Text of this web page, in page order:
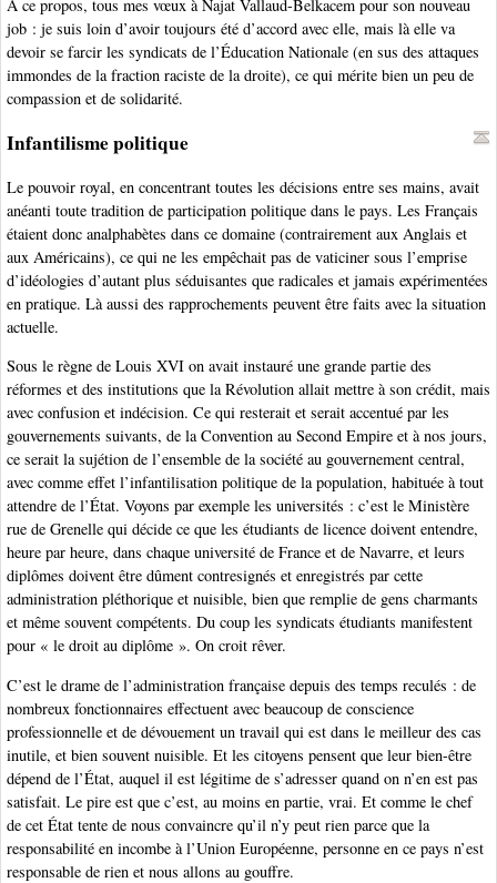
À ce propos, tous mes vœux à Najat Vallaud-Belkacem pour son nouveau
job : je suis loin d’avoir toujours été d’accord avec elle, mais là elle va
devoir se farcir les syndicats de l’Éducation Nationale (en sus des attaques
immondes de la fraction raciste de la droite), ce qui mérite bien un peu de
compassion et de solidarité.
Infantilisme politique
Le pouvoir royal, en concentrant toutes les décisions entre ses mains, avait
anéanti toute tradition de participation politique dans le pays. Les Français
étaient donc analphabètes dans ce domaine (contrairement aux Anglais et
aux Américains), ce qui ne les empêchait pas de vaticiner sous l’emprise
d’idéologies d’autant plus séduisantes que radicales et jamais expérimentées
en pratique. Là aussi des rapprochements peuvent être faits avec la situation
actuelle.
Sous le règne de Louis XVI on avait instauré une grande partie des
réformes et des institutions que la Révolution allait mettre à son crédit, mais
avec confusion et indécision. Ce qui resterait et serait accentué par les
gouvernements suivants, de la Convention au Second Empire et à nos jours,
ce serait la sujétion de l’ensemble de la société au gouvernement central,
avec comme effet l’infantilisation politique de la population, habituée à tout
attendre de l’État. Voyons par exemple les universités : c’est le Ministère
rue de Grenelle qui décide ce que les étudiants de licence doivent entendre,
heure par heure, dans chaque université de France et de Navarre, et leurs
diplômes doivent être dûment contresignés et enregistrés par cette
administration pléthorique et nuisible, bien que remplie de gens charmants
et même souvent compétents. Du coup les syndicats étudiants manifestent
pour « le droit au diplôme ». On croit rêver.
C’est le drame de l’administration française depuis des temps reculés : de
nombreux fonctionnaires effectuent avec beaucoup de conscience
professionnelle et de dévouement un travail qui est dans le meilleur des cas
inutile, et bien souvent nuisible. Et les citoyens pensent que leur bien-être
dépend de l’État, auquel il est légitime de s’adresser quand on n’en est pas
satisfait. Le pire est que c’est, au moins en partie, vrai. Et comme le chef
de cet État tente de nous convaincre qu’il n’y peut rien parce que la
responsabilité en incombe à l’Union Européenne, personne en ce pays n’est
responsable de rien et nous allons au gouffre.